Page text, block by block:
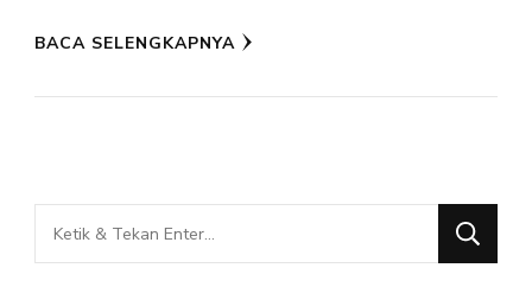
BACA SELENGKAPNYA
Mencari
Sesuatu?